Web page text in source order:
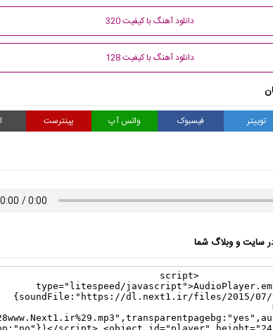
دانلود آهنگ با کیفیت 320
دانلود آهنگ با کیفیت 128
توییتر فیسبوک واتس آپ پینترست
سایت و وبلاگ شما